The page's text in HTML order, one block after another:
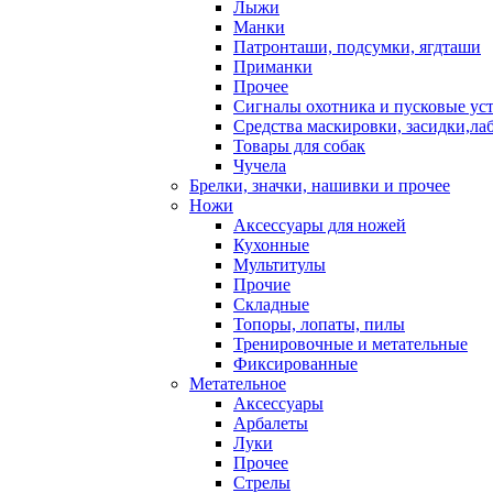
Лыжи
Манки
Патронташи, подсумки, ягдташи
Приманки
Прочее
Сигналы охотника и пусковые
Средства маскировки,
Товары для собак
Чучела
Брелки, значки, нашивки и прочее
Ножи
Аксессуары для ножей
Кухонные
Мультитулы
Прочие
Складные
Топоры, лопаты, пилы
Тренировочные и метательные
Фиксированные
Метательное
Аксессуары
Арбалеты
Луки
Прочее
Стрелы